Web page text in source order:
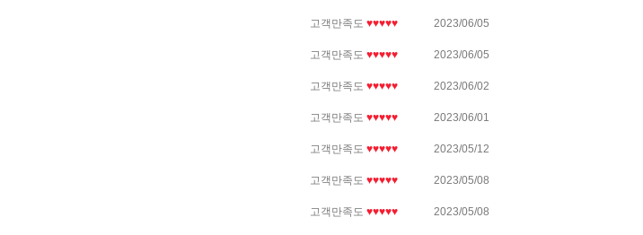
고객만족도 ♥♥♥♥♥ 2023/06/05
고객만족도 ♥♥♥♥♥ 2023/06/05
고객만족도 ♥♥♥♥♥ 2023/06/02
고객만족도 ♥♥♥♥♥ 2023/06/01
고객만족도 ♥♥♥♥♥ 2023/05/12
고객만족도 ♥♥♥♥♥ 2023/05/08
고객만족도 ♥♥♥♥♥ 2023/05/08